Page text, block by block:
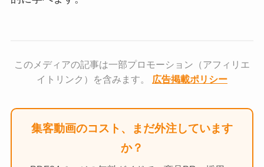
このメディアの記事は一部プロモーション（アフィリエ
イトリンク）を含みます。 広告掲載ポリシー
集客動画のコスト、まだ外注しています
か？